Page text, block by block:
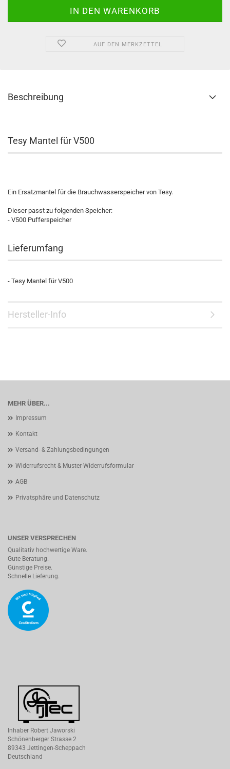
AUF DEN MERKZETTEL
Beschreibung
Tesy Mantel für V500
Ein Ersatzmantel für die Brauchwasserspeicher von Tesy.
Dieser passt zu folgenden Speicher:
- V500 Pufferspeicher
Lieferumfang
- Tesy Mantel für V500
Hersteller-Info
MEHR ÜBER...
Impressum
Kontakt
Versand- & Zahlungsbedingungen
Widerrufsrecht & Muster-Widerrufsformular
AGB
Privatsphäre und Datenschutz
UNSER VERSPRECHEN
Qualitativ hochwertige Ware.
Gute Beratung.
Günstige Preise.
Schnelle Lieferung.
Inhaber Robert Jaworski
Schönenberger Strasse 2
89343 Jettingen-Scheppach
Deutschland